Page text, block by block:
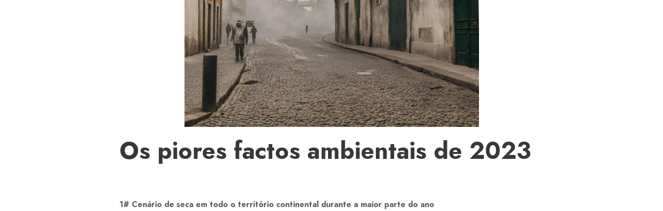
Os piores factos ambientais de 2023
1# Cenário de seca em todo o território continental durante a maior parte do ano